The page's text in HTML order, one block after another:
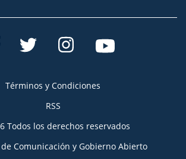
Términos y Condiciones
RSS
Todos los derechos reservados
Comunicación y Gobierno Abierto